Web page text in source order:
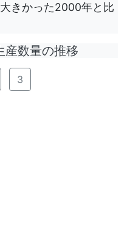
きかった2000年と比
数量の推移
3